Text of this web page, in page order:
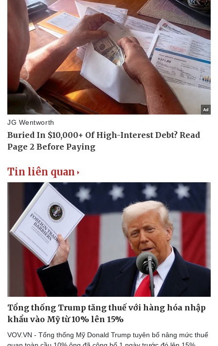
Tin liên quan
Tổng thống Trump tăng thuế với hàng hóa nhập
khẩu vào Mỹ từ 10% lên 15%
VOV.VN - Tổng thống Mỹ Donald Trump tuyên bố nâng mức thuế